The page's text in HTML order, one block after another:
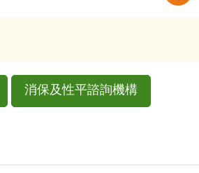
消保及性平諮詢機構